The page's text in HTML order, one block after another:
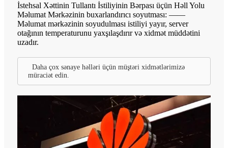
İstehsal Xəttinin Tullantı İstiliyinin Bərpası üçün Həll Yolu
Məlumat Mərkəzinin buxarlandırıcı soyutması: ——
Məlumat mərkəzinin soyudulması istiliyi yayır, server
otağının temperaturunu yaxşılaşdırır və xidmət müddətini
uzadır.
Daha çox sənaye həlləri üçün müştəri xidmətlərimizə
müraciət edin.